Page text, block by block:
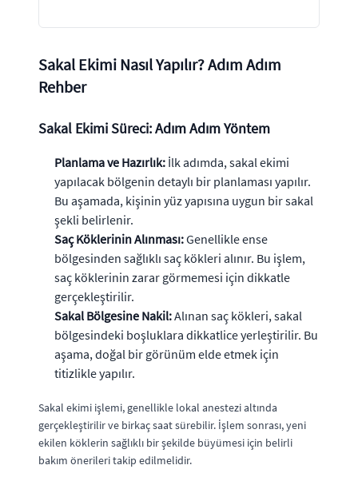
Sakal Ekimi Nasıl Yapılır? Adım Adım
Rehber
Sakal Ekimi Süreci: Adım Adım Yöntem
Planlama ve Hazırlık: İlk adımda, sakal ekimi
yapılacak bölgenin detaylı bir planlaması yapılır.
Bu aşamada, kişinin yüz yapısına uygun bir sakal
şekli belirlenir.
Saç Köklerinin Alınması:Genellikle ense
bölgesinden sağlıklı saç kökleri alınır. Bu işlem,
saç köklerinin zarar görmemesi için dikkatle
gerçekleştirilir.
Sakal Bölgesine Nakil:Alınan saç kökleri, sakal
bölgesindeki boşluklara dikkatlice yerleştirilir. Bu
aşama, doğal bir görünüm elde etmek için
titizlikle yapılır.
Sakal ekimi işlemi, genellikle lokal anestezi altında
gerçekleştirilir ve birkaç saat sürebilir. İşlem sonrası, yeni
ekilen köklerin sağlıklı bir şekilde büyümesi için belirli
bakım önerileri takip edilmelidir.